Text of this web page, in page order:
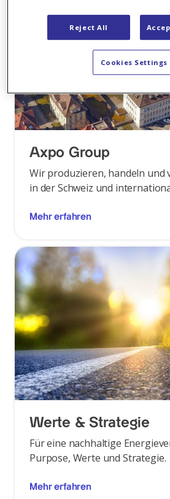
Axpo Group
Wir produzieren, handeln und
in der Schweiz und
Mehr erfahren
Werte & Strategie
Für eine nachhaltige
Purpose, Werte und Strategie.
Mehr erfahren
Reject All
Cookies Settings